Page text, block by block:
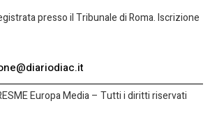
presso il Tribunale di Roma. Iscrizione
Europa Media – Tutti i diritti riservati